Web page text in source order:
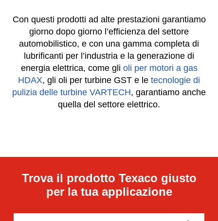
Con questi prodotti ad alte prestazioni garantiamo
giorno dopo giorno l’efficienza del settore
automobilistico, e con una gamma completa di
lubrificanti per l’industria e la generazione di
energia elettrica, come glioli per motori a gas
HDAX, gli oli per turbine GST e letecnologie di
pulizia delle turbine VARTECH, garantiamo anche
Trova il prodotto Texaco giusto